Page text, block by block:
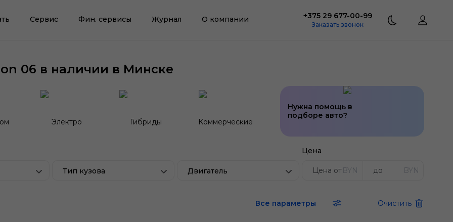
Сервис Фин. сервисы Журнал О компании +375 29 677-00-99
Заказать звонок
06 в наличии в Минске
Электро Гибриды Коммерческие
Нужна помощь в
подборе авто?
Тип кузова Двигатель
Цена
BYN BYN
Все параметры Очистить